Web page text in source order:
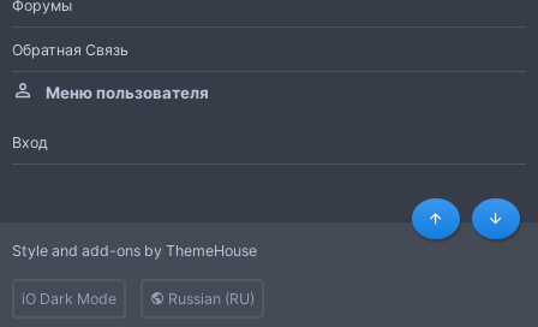
Форумы
Обратная Связь
Меню пользователя
Вход
iO Dark Mode Russian (RU)
Style and add-ons by ThemeHouse
Сверху Снизу